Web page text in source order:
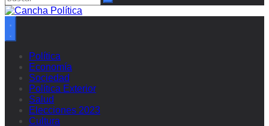
Política
Economía
Sociedad
Política Exterior
Salud
Elecciones 2023
Cultura